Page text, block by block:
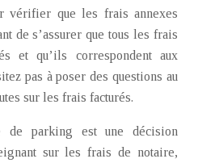
vérifier que les frais annexes
de s’assurer que tous les frais
et qu’ils correspondent aux
pas à poser des questions au
sur les frais facturés.
de parking est une décision
sur les frais de notaire,